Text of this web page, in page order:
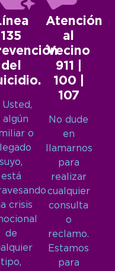
135
del
Usted,
algún
o
suyo,
está
crisis
de
tipo,
Atención
al
Vecino
911 |
100 |
107
No dude
en
llamarnos
para
realizar
cualquier
consulta
o
reclamo.
Estamos
para